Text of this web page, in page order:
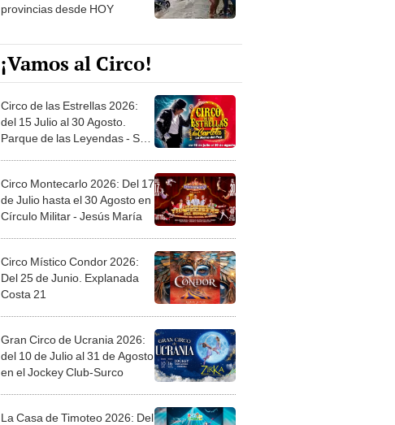
provincias desde HOY
¡Vamos al Circo!
Circo de las Estrellas 2026:
del 15 Julio al 30 Agosto.
Parque de las Leyendas - San
Circo Montecarlo 2026: Del 17
de Julio hasta el 30 Agosto en
Círculo Militar - Jesús María
Circo Místico Condor 2026:
Del 25 de Junio. Explanada
Costa 21
Gran Circo de Ucrania 2026:
del 10 de Julio al 31 de Agosto
en el Jockey Club-Surco
La Casa de Timoteo 2026: Del